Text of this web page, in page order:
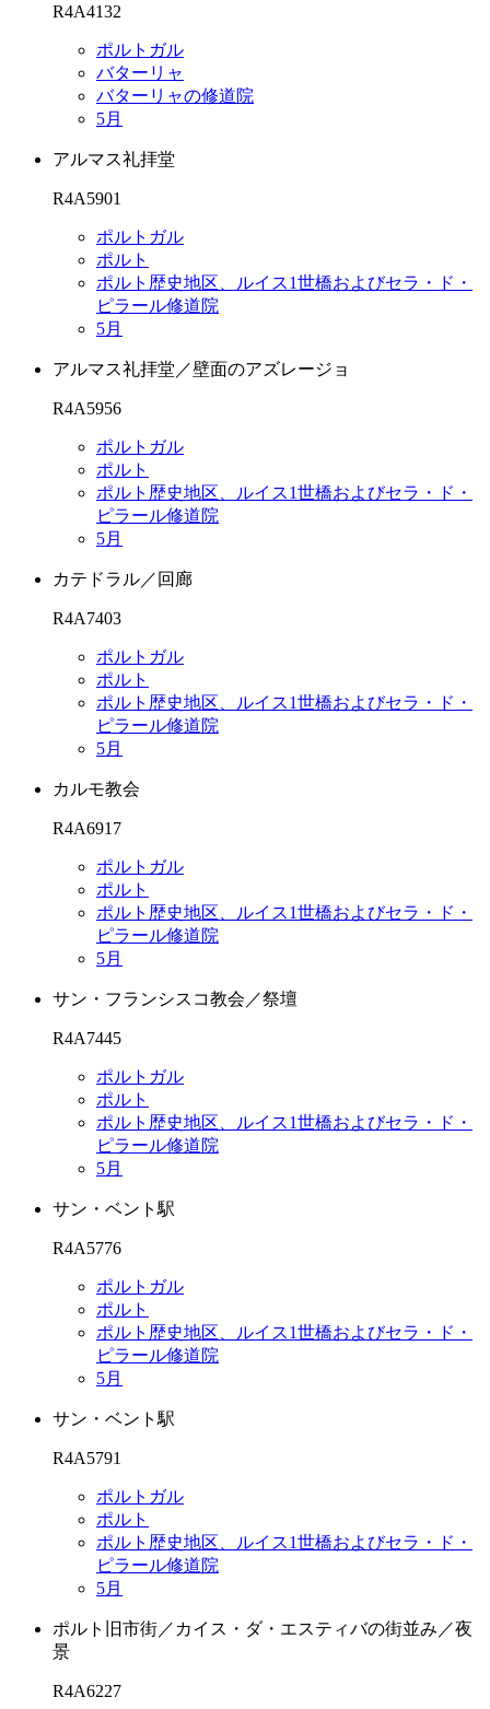
R4A4132
ポルトガル
バターリャ
バターリャの修道院
5月
アルマス礼拝堂
R4A5901
ポルトガル
ポルト
ポルト歴史地区、ルイス1世橋およびセラ・ド・
ピラール修道院
5月
アルマス礼拝堂／壁面のアズレージョ
R4A5956
ポルトガル
ポルト
ポルト歴史地区、ルイス1世橋およびセラ・ド・
ピラール修道院
5月
カテドラル／回廊
R4A7403
ポルトガル
ポルト
ポルト歴史地区、ルイス1世橋およびセラ・ド・
ピラール修道院
5月
カルモ教会
R4A6917
ポルトガル
ポルト
ポルト歴史地区、ルイス1世橋およびセラ・ド・
ピラール修道院
5月
サン・フランシスコ教会／祭壇
R4A7445
ポルトガル
ポルト
ポルト歴史地区、ルイス1世橋およびセラ・ド・
ピラール修道院
5月
サン・ベント駅
R4A5776
ポルトガル
ポルト
ポルト歴史地区、ルイス1世橋およびセラ・ド・
ピラール修道院
5月
サン・ベント駅
R4A5791
ポルトガル
ポルト
ポルト歴史地区、ルイス1世橋およびセラ・ド・
ピラール修道院
5月
ポルト旧市街／カイス・ダ・エスティバの街並み／夜
景
R4A6227